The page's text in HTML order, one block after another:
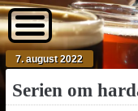
7. august 2022
Serien om